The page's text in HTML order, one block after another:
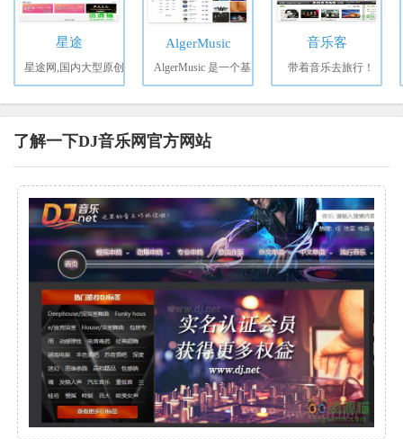
星途
星途网,国内大型原创
AlgerMusic
AlgerMusic 是一个基
音乐客
带着音乐去旅行！
了解一下DJ音乐网官方网站